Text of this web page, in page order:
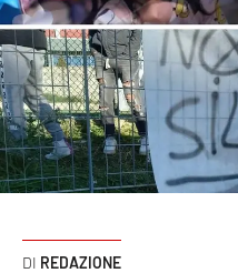
Italia Mondo
Sanità
Sport
Cultura
Podcast
REDAZIONE